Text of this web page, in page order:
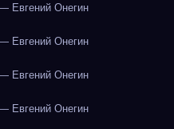
Евгений Онегин
Евгений Онегин
Евгений Онегин
Евгений Онегин